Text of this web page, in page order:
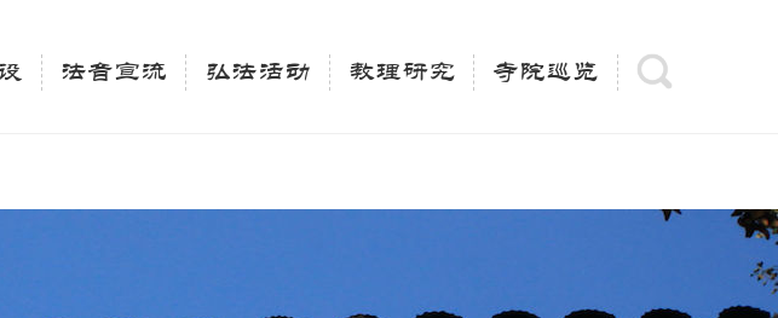
} $keywords = trim(strip_tags($keywords)); $description =
法音宣流 弘法活动 教理研究 寺院巡览